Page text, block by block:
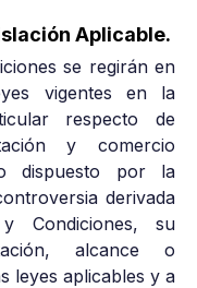
Aplicable.
se regirán en
vigentes en la
respecto de
y comercio
dispuesto por la
derivada
Condiciones, su
alcance o
leyes aplicables y a